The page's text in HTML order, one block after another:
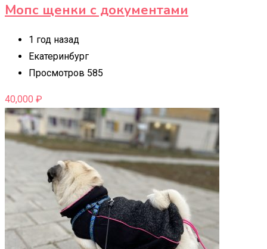
Мопс щенки с документами
1 год назад
Екатеринбург
Просмотров 585
40,000 ₽